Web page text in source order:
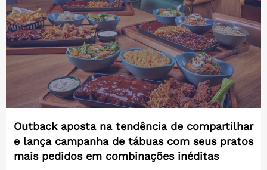
Outback aposta na tendência de compartilhar
e lança campanha de tábuas com seus pratos
mais pedidos em combinações inéditas